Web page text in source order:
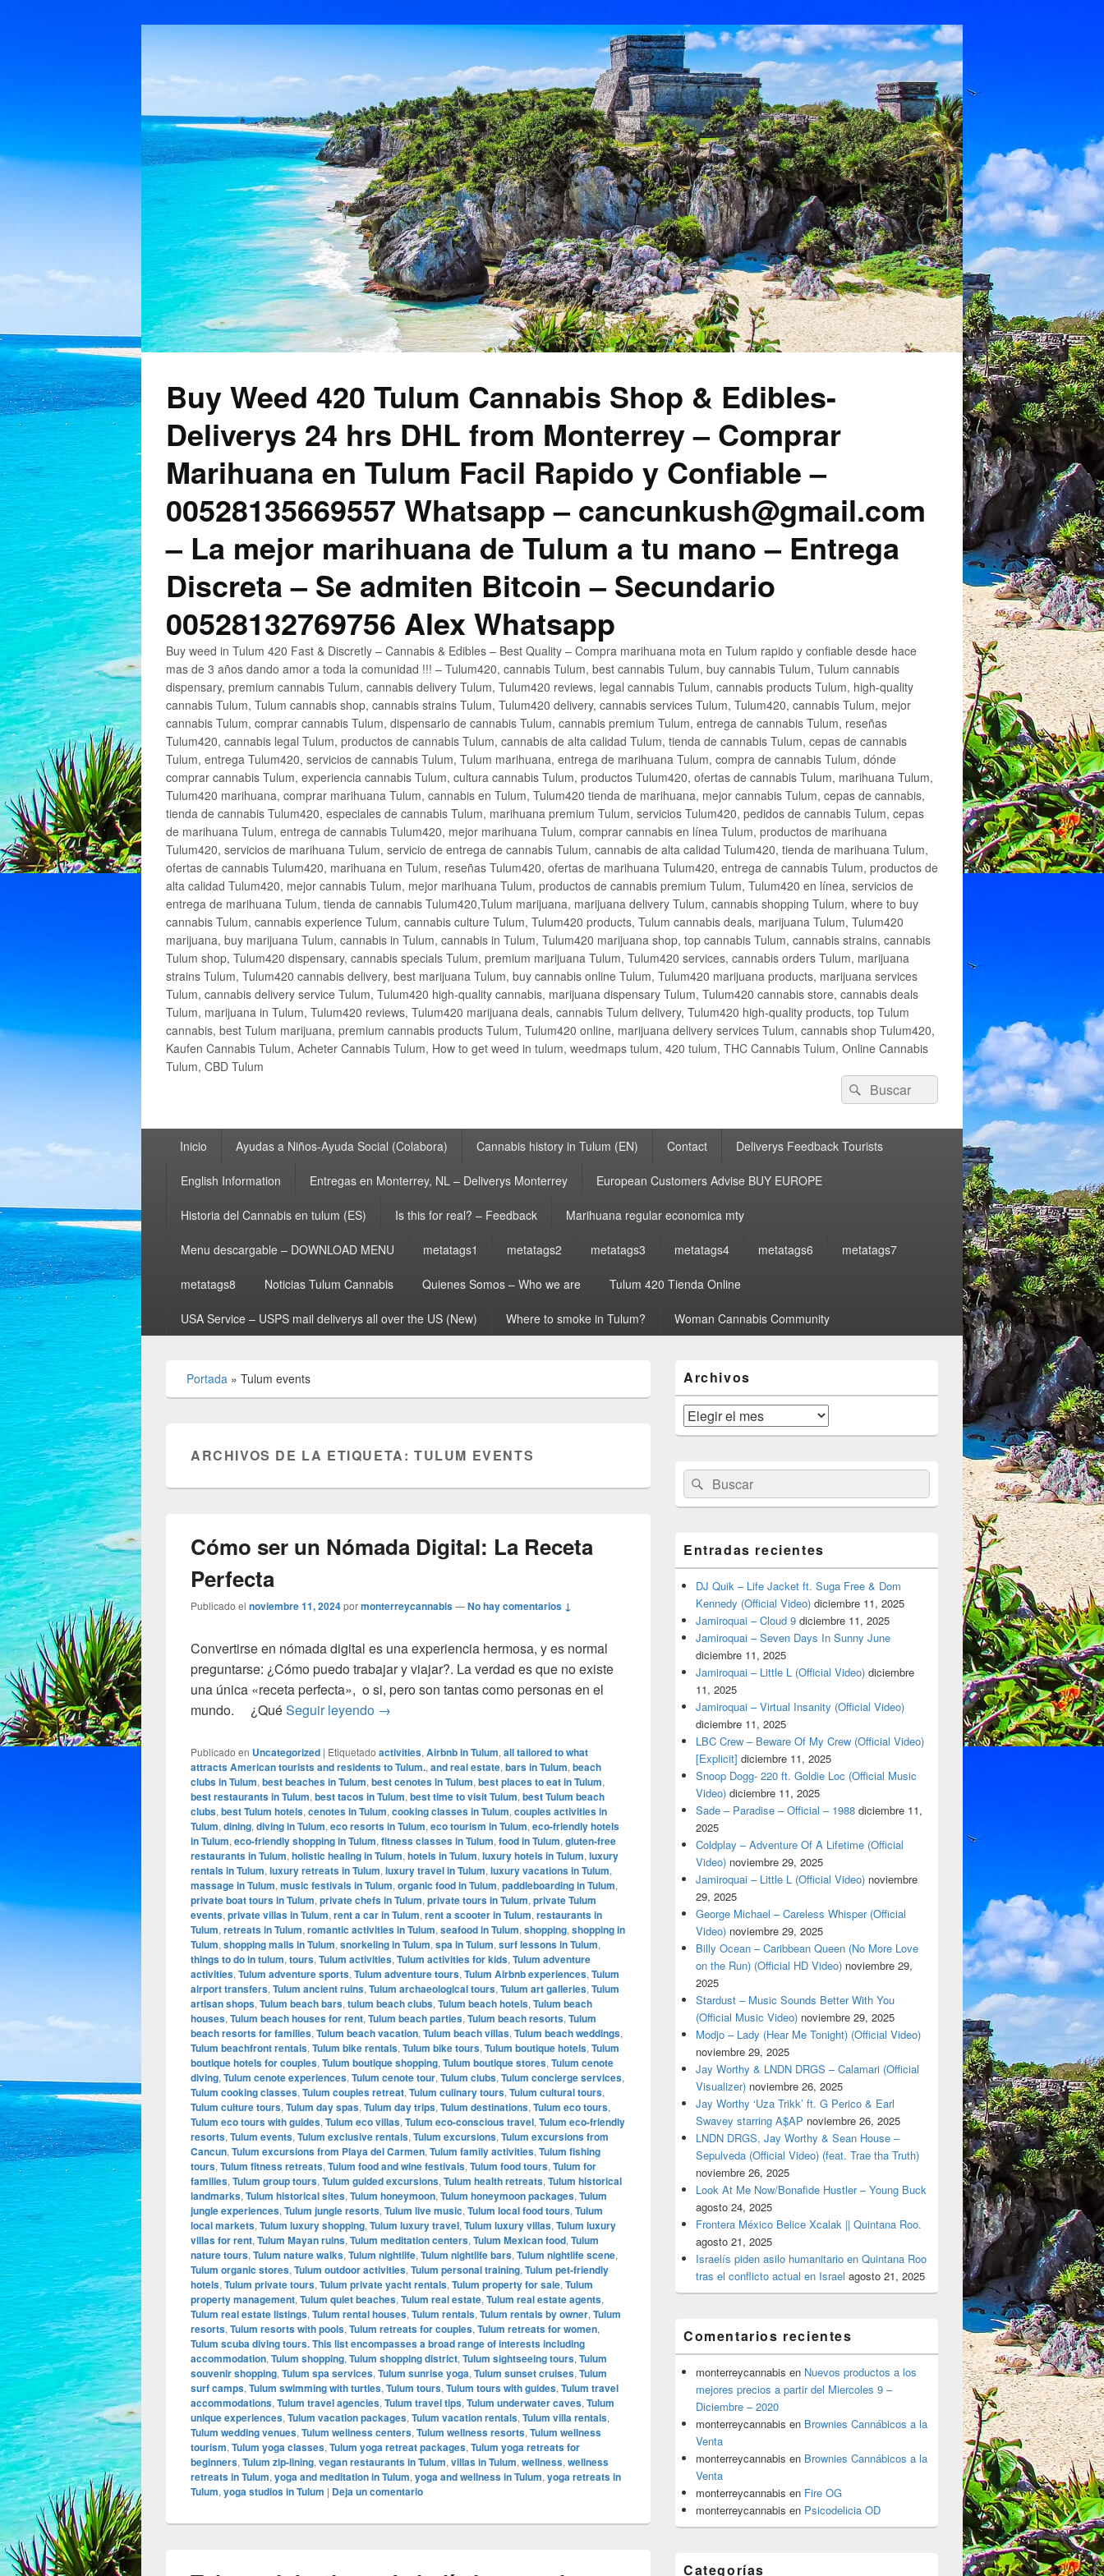
Buy Weed 420 Tulum Cannabis Shop & Edibles-
Deliverys 24 hrs DHL from Monterrey – Comprar
Marihuana en Tulum Facil Rapido y Confiable –
00528135669557 Whatsapp – cancunkush@gmail.com
– La mejor marihuana de Tulum a tu mano – Entrega
Discreta – Se admiten Bitcoin – Secundario
00528132769756 Alex Whatsapp
Buy weed in Tulum 420 Fast & Discretly – Cannabis & Edibles – Best Quality – Compra marihuana mota en Tulum rapido y confiable desde hace
mas de 3 años dando amor a toda la comunidad !!! – Tulum420, cannabis Tulum, best cannabis Tulum, buy cannabis Tulum, Tulum cannabis
dispensary, premium cannabis Tulum, cannabis delivery Tulum, Tulum420 reviews, legal cannabis Tulum, cannabis products Tulum, high-quality
cannabis Tulum, Tulum cannabis shop, cannabis strains Tulum, Tulum420 delivery, cannabis services Tulum, Tulum420, cannabis Tulum, mejor
cannabis Tulum, comprar cannabis Tulum, dispensario de cannabis Tulum, cannabis premium Tulum, entrega de cannabis Tulum, reseñas
Tulum420, cannabis legal Tulum, productos de cannabis Tulum, cannabis de alta calidad Tulum, tienda de cannabis Tulum, cepas de cannabis
Tulum, entrega Tulum420, servicios de cannabis Tulum, Tulum marihuana, entrega de marihuana Tulum, compra de cannabis Tulum, dónde
comprar cannabis Tulum, experiencia cannabis Tulum, cultura cannabis Tulum, productos Tulum420, ofertas de cannabis Tulum, marihuana Tulum,
Tulum420 marihuana, comprar marihuana Tulum, cannabis en Tulum, Tulum420 tienda de marihuana, mejor cannabis Tulum, cepas de cannabis,
tienda de cannabis Tulum420, especiales de cannabis Tulum, marihuana premium Tulum, servicios Tulum420, pedidos de cannabis Tulum, cepas
de marihuana Tulum, entrega de cannabis Tulum420, mejor marihuana Tulum, comprar cannabis en línea Tulum, productos de marihuana
Tulum420, servicios de marihuana Tulum, servicio de entrega de cannabis Tulum, cannabis de alta calidad Tulum420, tienda de marihuana Tulum,
ofertas de cannabis Tulum420, marihuana en Tulum, reseñas Tulum420, ofertas de marihuana Tulum420, entrega de cannabis Tulum, productos de
alta calidad Tulum420, mejor cannabis Tulum, mejor marihuana Tulum, productos de cannabis premium Tulum, Tulum420 en línea, servicios de
entrega de marihuana Tulum, tienda de cannabis Tulum420,Tulum marijuana, marijuana delivery Tulum, cannabis shopping Tulum, where to buy
cannabis Tulum, cannabis experience Tulum, cannabis culture Tulum, Tulum420 products, Tulum cannabis deals, marijuana Tulum, Tulum420
marijuana, buy marijuana Tulum, cannabis in Tulum, cannabis in Tulum, Tulum420 marijuana shop, top cannabis Tulum, cannabis strains, cannabis
Tulum shop, Tulum420 dispensary, cannabis specials Tulum, premium marijuana Tulum, Tulum420 services, cannabis orders Tulum, marijuana
strains Tulum, Tulum420 cannabis delivery, best marijuana Tulum, buy cannabis online Tulum, Tulum420 marijuana products, marijuana services
Tulum, cannabis delivery service Tulum, Tulum420 high-quality cannabis, marijuana dispensary Tulum, Tulum420 cannabis store, cannabis deals
Tulum, marijuana in Tulum, Tulum420 reviews, Tulum420 marijuana deals, cannabis Tulum delivery, Tulum420 high-quality products, top Tulum
cannabis, best Tulum marijuana, premium cannabis products Tulum, Tulum420 online, marijuana delivery services Tulum, cannabis shop Tulum420,
Kaufen Cannabis Tulum, Acheter Cannabis Tulum, How to get weed in tulum, weedmaps tulum, 420 tulum, THC Cannabis Tulum, Online Cannabis
Tulum, CBD Tulum
Buscar
por:
Buscar
principalInicio Ayudas a Niños-Ayuda Social (Colabora) Cannabis history in Tulum (EN) Contact Deliverys Feedback Tourists
English Information Entregas en Monterrey, NL – Deliverys Monterrey European Customers Advise BUY EUROPE
Historia del Cannabis en tulum (ES) Is this for real? – Feedback Marihuana regular economica mty
Menu descargable – DOWNLOAD MENU metatags1 metatags2 metatags3 metatags4 metatags6 metatags7
metatags8 Noticias Tulum Cannabis Quienes Somos – Who we are Tulum 420 Tienda Online
USA Service – USPS mail deliverys all over the US (New) Where to smoke in Tulum? Woman Cannabis Community
Portada » Tulum events
ARCHIVOS DE LA ETIQUETA:TULUM EVENTS
Cómo ser un Nómada Digital: La Receta
Perfecta
Publicado el noviembre 11, 2024pormonterreycannabis—No hay comentarios ↓
Convertirse en nómada digital es una experiencia hermosa, y es normal
preguntarse: ¿Cómo puedo trabajar y viajar?. La verdad es que no existe
una única «receta perfecta», o si, pero son tantas como personas en el
mundo. ¿QuéSeguir leyendo Cómo ser un Nómada Digital: La Receta Perfecta
→
Publicado en Uncategorized | Etiquetado activities, Airbnb in Tulum, all tailored to what
attracts American tourists and residents to Tulum., and real estate, bars in Tulum, beach
clubs in Tulum, best beaches in Tulum, best cenotes in Tulum, best places to eat in Tulum,
best restaurants in Tulum, best tacos in Tulum, best time to visit Tulum, best Tulum beach
clubs, best Tulum hotels, cenotes in Tulum, cooking classes in Tulum, couples activities in
Tulum, dining, diving in Tulum, eco resorts in Tulum, eco tourism in Tulum, eco-friendly hotels
in Tulum, eco-friendly shopping in Tulum, fitness classes in Tulum, food in Tulum, gluten-free
restaurants in Tulum, holistic healing in Tulum, hotels in Tulum, luxury hotels in Tulum, luxury
rentals in Tulum, luxury retreats in Tulum, luxury travel in Tulum, luxury vacations in Tulum,
massage in Tulum, music festivals in Tulum, organic food in Tulum, paddleboarding in Tulum,
private boat tours in Tulum, private chefs in Tulum, private tours in Tulum, private Tulum
events, private villas in Tulum, rent a car in Tulum, rent a scooter in Tulum, restaurants in
Tulum, retreats in Tulum, romantic activities in Tulum, seafood in Tulum, shopping, shopping in
Tulum, shopping malls in Tulum, snorkeling in Tulum, spa in Tulum, surf lessons in Tulum,
things to do in tulum, tours, Tulum activities, Tulum activities for kids, Tulum adventure
activities, Tulum adventure sports, Tulum adventure tours, Tulum Airbnb experiences, Tulum
airport transfers, Tulum ancient ruins, Tulum archaeological tours, Tulum art galleries, Tulum
artisan shops, Tulum beach bars, tulum beach clubs, Tulum beach hotels, Tulum beach
houses, Tulum beach houses for rent, Tulum beach parties, Tulum beach resorts, Tulum
beach resorts for families, Tulum beach vacation, Tulum beach villas, Tulum beach weddings,
Tulum beachfront rentals, Tulum bike rentals, Tulum bike tours, Tulum boutique hotels, Tulum
boutique hotels for couples, Tulum boutique shopping, Tulum boutique stores, Tulum cenote
diving, Tulum cenote experiences, Tulum cenote tour, Tulum clubs, Tulum concierge services,
Tulum cooking classes, Tulum couples retreat, Tulum culinary tours, Tulum cultural tours,
Tulum culture tours, Tulum day spas, Tulum day trips, Tulum destinations, Tulum eco tours,
Tulum eco tours with guides, Tulum eco villas, Tulum eco-conscious travel, Tulum eco-friendly
resorts, Tulum events, Tulum exclusive rentals, Tulum excursions, Tulum excursions from
Cancun, Tulum excursions from Playa del Carmen, Tulum family activities, Tulum fishing
tours, Tulum fitness retreats, Tulum food and wine festivals, Tulum food tours, Tulum for
families, Tulum group tours, Tulum guided excursions, Tulum health retreats, Tulum historical
landmarks, Tulum historical sites, Tulum honeymoon, Tulum honeymoon packages, Tulum
jungle experiences, Tulum jungle resorts, Tulum live music, Tulum local food tours, Tulum
local markets, Tulum luxury shopping, Tulum luxury travel, Tulum luxury villas, Tulum luxury
villas for rent, Tulum Mayan ruins, Tulum meditation centers, Tulum Mexican food, Tulum
nature tours, Tulum nature walks, Tulum nightlife, Tulum nightlife bars, Tulum nightlife scene,
Tulum organic stores, Tulum outdoor activities, Tulum personal training, Tulum pet-friendly
hotels, Tulum private tours, Tulum private yacht rentals, Tulum property for sale, Tulum
property management, Tulum quiet beaches, Tulum real estate, Tulum real estate agents,
Tulum real estate listings, Tulum rental houses, Tulum rentals, Tulum rentals by owner, Tulum
resorts, Tulum resorts with pools, Tulum retreats for couples, Tulum retreats for women,
Tulum scuba diving tours. This list encompasses a broad range of interests including
accommodation, Tulum shopping, Tulum shopping district, Tulum sightseeing tours, Tulum
souvenir shopping, Tulum spa services, Tulum sunrise yoga, Tulum sunset cruises, Tulum
surf camps, Tulum swimming with turtles, Tulum tours, Tulum tours with guides, Tulum travel
accommodations, Tulum travel agencies, Tulum travel tips, Tulum underwater caves, Tulum
unique experiences, Tulum vacation packages, Tulum vacation rentals, Tulum villa rentals,
Tulum wedding venues, Tulum wellness centers, Tulum wellness resorts, Tulum wellness
tourism, Tulum yoga classes, Tulum yoga retreat packages, Tulum yoga retreats for
beginners, Tulum zip-lining, vegan restaurants in Tulum, villas in Tulum, wellness, wellness
retreats in Tulum, yoga and meditation in Tulum, yoga and wellness in Tulum, yoga retreats in
Tulum, yoga studios in Tulum | Deja un comentario
área
de
widget
barra
lateral
Archivos
Archivos
Buscar
por:
Buscar
Entradas recientes
DJ Quik – Life Jacket ft. Suga Free & Dom
Kennedy (Official Video) diciembre 11, 2025
Jamiroquai – Cloud 9 diciembre 11, 2025
Jamiroquai – Seven Days In Sunny June
diciembre 11, 2025
Jamiroquai – Little L (Official Video) diciembre
11, 2025
Jamiroquai – Virtual Insanity (Official Video)
diciembre 11, 2025
LBC Crew – Beware Of My Crew (Official Video)
[Explicit] diciembre 11, 2025
Snoop Dogg- 220 ft. Goldie Loc (Official Music
Video) diciembre 11, 2025
Sade – Paradise – Official – 1988 diciembre 11,
2025
Coldplay – Adventure Of A Lifetime (Official
Video) noviembre 29, 2025
Jamiroquai – Little L (Official Video) noviembre
29, 2025
George Michael – Careless Whisper (Official
Video) noviembre 29, 2025
Billy Ocean – Caribbean Queen (No More Love
on the Run) (Official HD Video) noviembre 29,
2025
Stardust – Music Sounds Better With You
(Official Music Video) noviembre 29, 2025
Modjo – Lady (Hear Me Tonight) (Official Video)
noviembre 29, 2025
Jay Worthy & LNDN DRGS – Calamari (Official
Visualizer) noviembre 26, 2025
Jay Worthy ‘Uza Trikk’ ft. G Perico & Earl
Swavey starring A$AP noviembre 26, 2025
LNDN DRGS, Jay Worthy & Sean House –
Sepulveda (Official Video) (feat. Trae tha Truth)
noviembre 26, 2025
Look At Me Now/Bonafide Hustler – Young Buck
agosto 24, 2025
Frontera México Belice Xcalak || Quintana Roo.
agosto 21, 2025
Israelís piden asilo humanitario en Quintana Roo
tras el conflicto actual en Israel agosto 21, 2025
Comentarios recientes
monterreycannabis en Nuevos productos a los
mejores precios a partir del Miercoles 9 –
Diciembre – 2020
monterreycannabis en Brownies Cannábicos a la
Venta
monterreycannabis en Brownies Cannábicos a la
Venta
monterreycannabis en Fire OG
monterreycannabis en Psicodelicia OD
Categorías